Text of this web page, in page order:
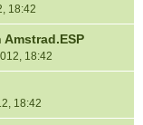
18:42
18:42
18:42